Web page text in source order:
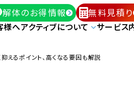
解体のお得情報 無料見積り
様へアクティブについて サービス
えるポイント、高くなる要因も解説